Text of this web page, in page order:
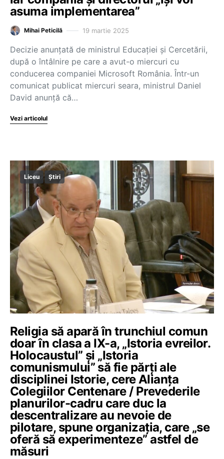
asuma implementarea”
Mihai Peticilă 19 martie 2025
Decizie anunțată de ministrul Educației și Cercetării,
după o întâlnire pe care a avut-o miercuri cu
conducerea companiei Microsoft România. Într-un
comunicat publicat miercuri seara, ministrul Daniel
David anunță că…
Vezi articolul
Liceu Știri
Religia să apară în trunchiul comun
doar în clasa a IX-a, „Istoria evreilor.
Holocaustul” și „Istoria
comunismului” să fie părți ale
disciplinei Istorie, cere Alianța
Colegiilor Centenare / Prevederile
planurilor-cadru care duc la
descentralizare au nevoie de
pilotare, spune organizația, care „se
oferă să experimenteze” astfel de
măsuri